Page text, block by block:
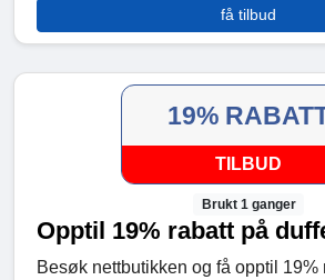
få tilbud
19%
TILBUD
Brukt 1 ganger
Opptil 19% rabatt på
Besøk nettbutikken og få opptil 19%